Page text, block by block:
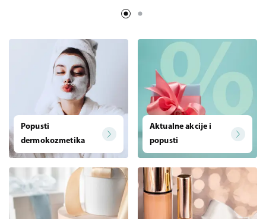
Popusti
dermokozmetika
Aktualne akcije i
popusti